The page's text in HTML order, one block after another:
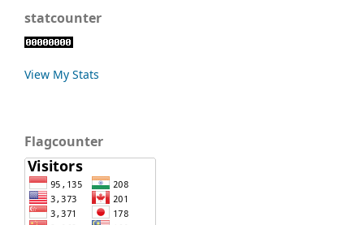
statcounter
View My Stats
Flagcounter